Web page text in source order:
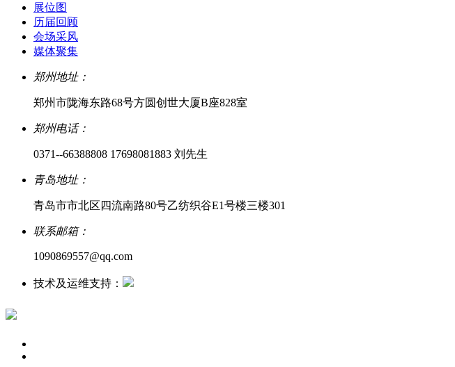
展位图
历届回顾
会场采风
媒体聚集
郑州地址：
郑州市陇海东路68号方圆创世大厦B座828室
郑州电话：
0371--66388808 17698081883 刘先生
青岛地址：
青岛市市北区四流南路80号乙纺织谷E1号楼三楼301
联系邮箱：
1090869557@qq.com
技术及运维支持：